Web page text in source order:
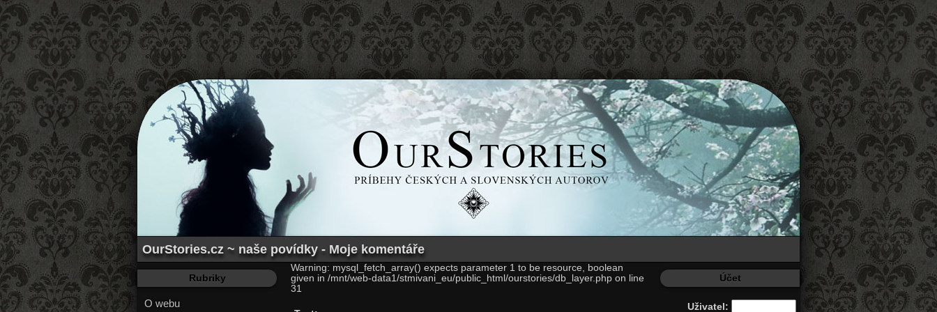
OurStories.cz ~ naše povídky - Moje komentáře
Rubriky
O webu
Warning: mysql_fetch_array() expects parameter 1 to be resource, boolean
given in /mnt/web-data1/stmivani_eu/public_html/ourstories/db_layer.php on line
31
Účet
Uživatel: